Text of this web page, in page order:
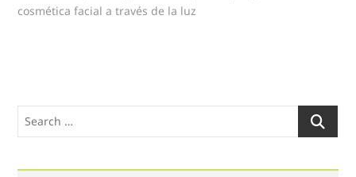
cosmética facial a través de la luz
Search